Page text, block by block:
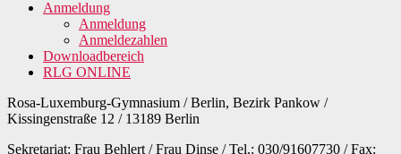
Anmeldung
Anmeldung
Anmeldezahlen
Downloadbereich
RLG ONLINE
Rosa-Luxemburg-Gymnasium / Berlin, Bezirk Pankow /
Kissingenstraße 12 / 13189 Berlin
Sekretariat: Frau Behlert / Frau Dinse / Tel.: 030/91607730 / Fax: